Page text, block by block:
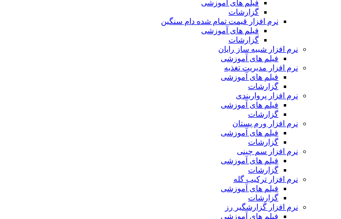
فیلم های آموزشی
گزارشات
نرم افزار قیمت تمام شده دام سنگین
فیلم های آموزشی
گزارشات
نرم افزار شبیه ساز رایان
فیلم های آموزشی
نرم افزار مدیریت تغذیه
فیلم های آموزشی
گزارشات
نرم افزار پرواربندی
فیلم های آموزشی
گزارشات
نرم افزار ورم پستان
فیلم های آموزشی
گزارشات
نرم افزار سم چینی
فیلم های آموزشی
گزارشات
نرم افزار ترکیب گله
فیلم های آموزشی
گزارشات
نرم افزار گزارشگیر رز
فیلم های آموزشی